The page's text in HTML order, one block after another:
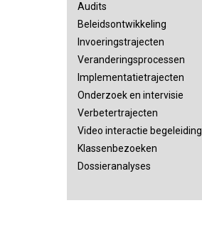
Audits
Beleidsontwikkeling
Invoeringstrajecten
Veranderingsprocessen
Implementatietrajecten
Onderzoek en intervisie
Verbetertrajecten
Video interactie begeleiding
Klassenbezoeken
Dossieranalyses